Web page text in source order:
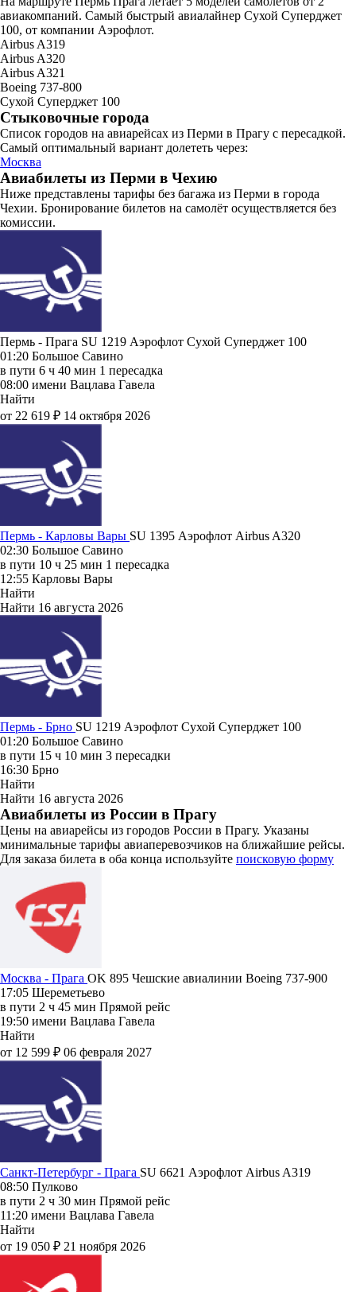
авиакомпаний. Самый быстрый авиалайнер Сухой Суперджет
100, от компании Аэрофлот.
Airbus A319
Airbus A320
Airbus A321
Boeing 737-800
Сухой Суперджет 100
Стыковочные города
Список городов на авиарейсах из Перми в Прагу с пересадкой.
Самый оптимальный вариант долететь через:
Москва
Авиабилеты из Перми в Чехию
Ниже представлены тарифы без багажа из Перми в города
Чехии. Бронирование билетов на самолёт осуществляется без
комиссии.
Пермь - Прага SU 1219 Аэрофлот Сухой Суперджет 100
01:20 Большое Савино
в пути 6 ч 40 мин 1 пересадка
08:00 имени Вацлава Гавела
Найти
от 22 619 ₽ 14 октября 2026
Пермь - Карловы Вары SU 1395 Аэрофлот Airbus A320
02:30 Большое Савино
в пути 10 ч 25 мин 1 пересадка
12:55 Карловы Вары
Найти
Найти 16 августа 2026
Пермь - Брно SU 1219 Аэрофлот Сухой Суперджет 100
01:20 Большое Савино
в пути 15 ч 10 мин 3 пересадки
16:30 Брно
Найти
Найти 16 августа 2026
Авиабилеты из России в Прагу
Цены на авиарейсы из городов России в Прагу. Указаны
минимальные тарифы авиаперевозчиков на ближайшие рейсы.
Для заказа билета в оба конца используйте поисковую форму
Москва - Прага OK 895 Чешские авиалинии Boeing 737-900
17:05 Шереметьево
в пути 2 ч 45 мин Прямой рейс
19:50 имени Вацлава Гавела
Найти
от 12 599 ₽ 06 февраля 2027
Санкт-Петербург - Прага SU 6621 Аэрофлот Airbus A319
08:50 Пулково
в пути 2 ч 30 мин Прямой рейс
11:20 имени Вацлава Гавела
Найти
от 19 050 ₽ 21 ноября 2026